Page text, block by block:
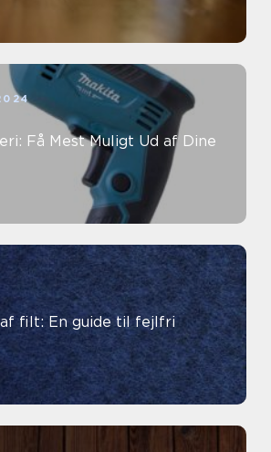
Få Mest Muligt Ud af Dine
filt: En guide til fejlfri